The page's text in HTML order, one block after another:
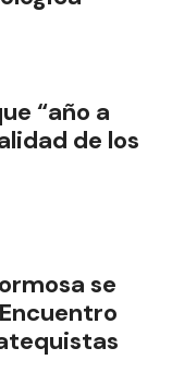
“año a
de los
se